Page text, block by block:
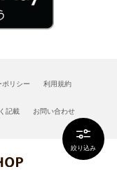
絞り込み
ポリシー 利用規約
記載 お問い合わせ